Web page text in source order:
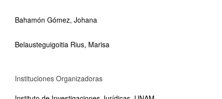
Bahamón Gómez​, Johana
Belausteguigoitia Rius, Marisa
Instituciones Organizadoras